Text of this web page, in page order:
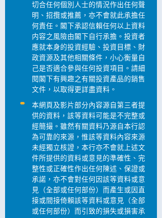
切合任何個別人士的情況作出任何聲
明、招攬或推薦，亦不會就此承擔任
何責任。閣下承認信賴任何以上資料
内容之風險由閣下自行承擔。投資者
應就本身的投資經驗、投資目標、財
政資源及其他相關條件，小心衡量自
己是否適合參與任何投資項目。請細
閱閣下有興趣之有關投資產品的銷售
文件，以取得更詳盡資料。
本網頁及影片部分內容源自第三者提
供的資料，該等資料可能是不完整或
經簡撮。雖然有關資料乃源自本行認
為可靠的來源，惟該等資料內容來源
未經獨立核證，本行亦不會就上述文
件所提供的資料或意見的準確性、完
整性或正確性作出任何陳述、保證或
承諾，亦不會對任何因該等資料或意
見（全部或任何部份）而產生或因直
接或間接倚賴該等資料或意見（全部
或任何部份）而引致的損失或損害承